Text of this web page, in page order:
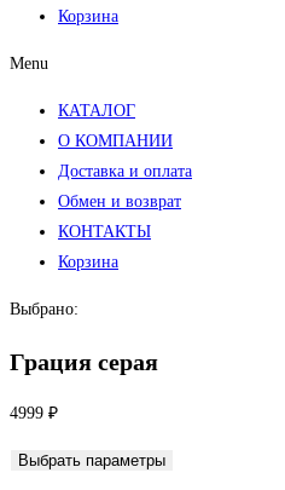
Корзина
Menu
КАТАЛОГ
О КОМПАНИИ
Доставка и оплата
Обмен и возврат
КОНТАКТЫ
Корзина
Выбрано:
Грация серая
4999 ₽
Выбрать параметры